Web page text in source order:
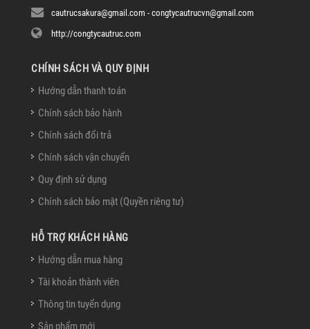
cautrucsakura@gmail.com - congtycautrucvn@gmail.com
http://congtycautruc.com
CHÍNH SÁCH VÀ QUY ĐỊNH
Hướng dẫn thanh toán
Chính sách bảo hành
Chính sách đổi trả
Chính sách vận chuyển
Quy định sử dụng
Chính sách bảo mật (Quyền riêng tư)
HỖ TRỢ KHÁCH HÀNG
Hướng dẫn mua hàng
Tài khoản thành viên
Thông tin tuyển dụng
Sản phẩm mới